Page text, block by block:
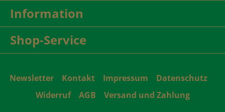
Information
Shop-Service
Newsletter Kontakt Impressum
Datenschutz
Widerruf
AGB Versand und Zahlung